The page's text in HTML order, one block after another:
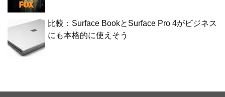
比較：Surface BookとSurface Pro 4がビジネス
にも本格的に使えそう